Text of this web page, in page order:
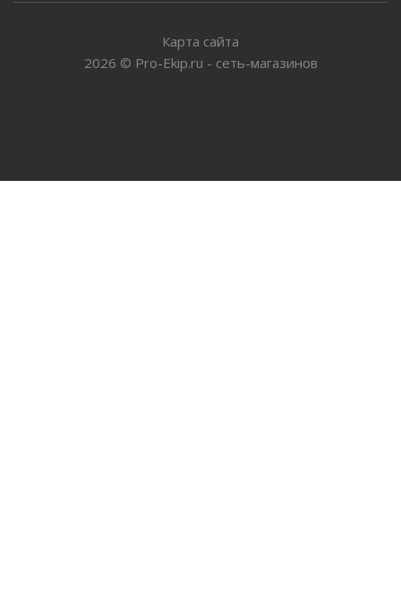
Карта сайта
2026 © Pro-Ekip.ru - сеть-магазинов